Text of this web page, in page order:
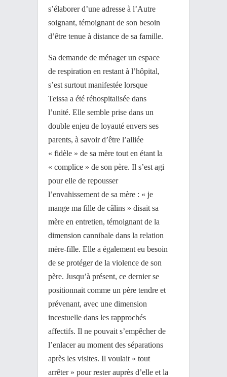
s’élaborer d’une adresse à l’Autre
soignant, témoignant de son besoin
d’être tenue à distance de sa famille.
Sa demande de ménager un espace
de respiration en restant à l’hôpital,
s’est surtout manifestée lorsque
Teissa a été réhospitalisée dans
l’unité. Elle semble prise dans un
double enjeu de loyauté envers ses
parents, à savoir d’être l’alliée
« fidèle » de sa mère tout en étant la
« complice » de son père. Il s’est agi
pour elle de repousser
l’envahissement de sa mère : « je
mange ma fille de câlins » disait sa
mère en entretien, témoignant de la
dimension cannibale dans la relation
mère-fille. Elle a également eu besoin
de se protéger de la violence de son
père. Jusqu’à présent, ce dernier se
positionnait comme un père tendre et
prévenant, avec une dimension
incestuelle dans les rapprochés
affectifs. Il ne pouvait s’empêcher de
l’enlacer au moment des séparations
après les visites. Il voulait « tout
arrêter » pour rester auprès d’elle et la